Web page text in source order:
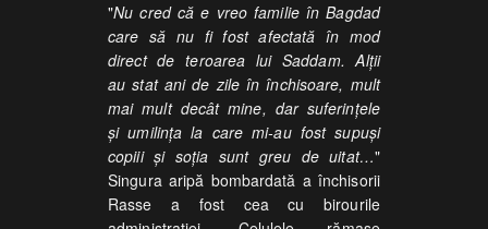
"Nu cred că e vreo familie în Bagdad
care să nu fi fost afectată în mod
direct de teroarea lui Saddam. Alţii
au stat ani de zile în închisoare, mult
mai mult decât mine, dar suferinţele
şi umilinţa la care mi-au fost supuşi
copiii şi soţia sunt greu de uitat…"
Singura aripă bombardată a închisorii
Rasse a fost cea cu birourile